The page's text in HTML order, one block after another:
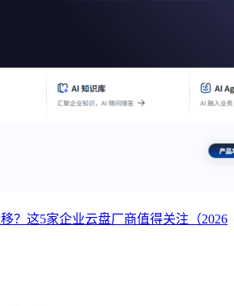
？这5家企业云盘厂商值得关注（2026